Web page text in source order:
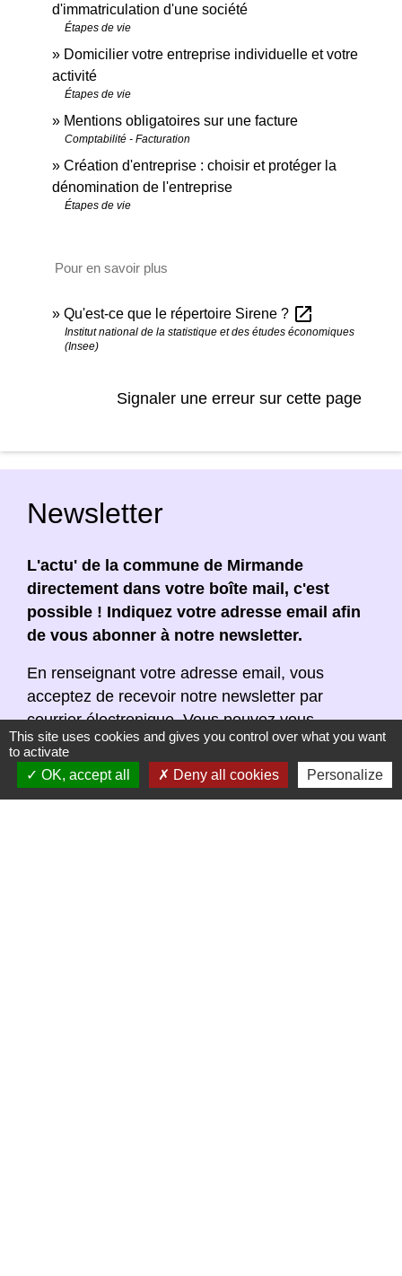
d'immatriculation d'une société
Étapes de vie
Domicilier votre entreprise individuelle et votre
activité
Étapes de vie
Mentions obligatoires sur une facture
Comptabilité - Facturation
Création d'entreprise : choisir et protéger la
dénomination de l'entreprise
Étapes de vie
Pour en savoir plus
Qu'est-ce que le répertoire Sirene ? open_in_new
Institut national de la statistique et des études économiques
(Insee)
Signaler une erreur sur cette page
Newsletter
L'actu' de la commune de Mirmande
directement dans votre boîte mail, c'est
possible ! Indiquez votre adresse email afin
de vous abonner à notre newsletter.
En renseignant votre adresse email, vous
acceptez de recevoir notre newsletter par
courrier électronique. Vous pouvez vous
désinscrire à tout moment en cliquant dans un
lien de désinscription dans chaque newsletter
réceptionnée.
This site uses cookies and gives you control over what you want
to activate
OK, accept all
Deny all cookies Personalize